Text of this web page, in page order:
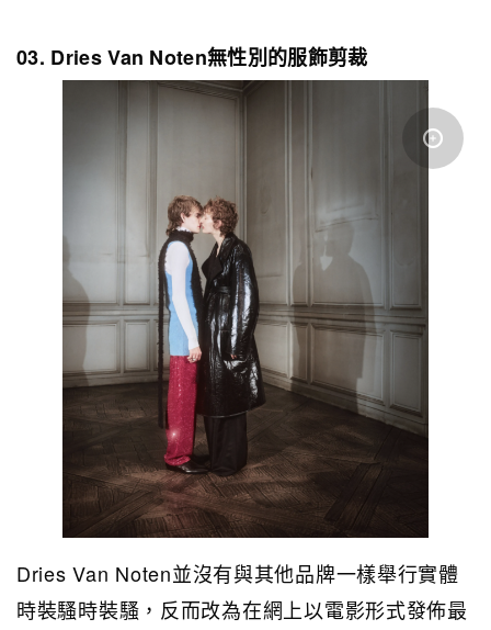
03. Dries Van Noten無性別的服飾剪裁
Dries Van Noten並沒有與其他品牌一樣舉行實體
時裝騷時裝騷，反而改為在網上以電影形式發佈最